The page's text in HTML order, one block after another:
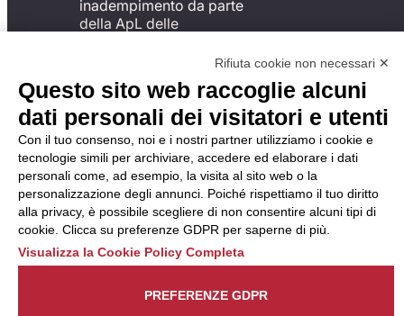
inadempimento da parte
della ApL delle
del Codice di Condotta, è
possibile presentare un
reclamo
all’Organismo di
Monitoraggio utilizzando
una delle modalità
descritte al seguente
indirizzo web
https://odm-
agenzielavoro.it/reclami/ .
Rifiuta cookie non necessari ✕
Questo sito web raccoglie alcuni
dati personali dei visitatori e utenti
Con il tuo consenso, noi e i nostri partner utilizziamo i cookie e
tecnologie simili per archiviare, accedere ed elaborare i dati
personali come, ad esempio, la visita al sito web o la
personalizzazione degli annunci. Poiché rispettiamo il tuo diritto
alla privacy, è possibile scegliere di non consentire alcuni tipi di
cookie. Clicca su preferenze GDPR per saperne di più.
Visualizza la Cookie Policy Completa
PREFERENZE GDPR